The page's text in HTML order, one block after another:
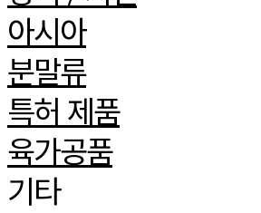
아시아
분말류
특허 제품
육가공품
기타